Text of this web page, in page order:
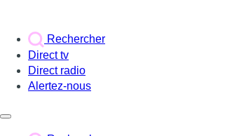
Rechercher
Direct tv
Direct radio
Alertez-nous